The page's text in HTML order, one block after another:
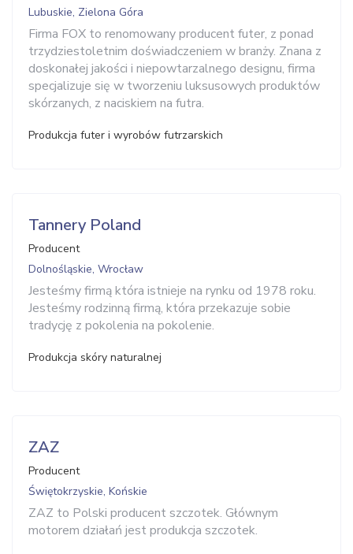
Lubuskie, Zielona Góra
Firma FOX to renomowany producent futer, z ponad
trzydziestoletnim doświadczeniem w branży. Znana z
doskonałej jakości i niepowtarzalnego designu, firma
specjalizuje się w tworzeniu luksusowych produktów
skórzanych, z naciskiem na futra.
Produkcja futer i wyrobów futrzarskich
Tannery Poland
Producent
Dolnośląskie, Wrocław
Jesteśmy firmą która istnieje na rynku od 1978 roku.
Jesteśmy rodzinną firmą, która przekazuje sobie
tradycję z pokolenia na pokolenie.
Produkcja skóry naturalnej
ZAZ
Producent
Świętokrzyskie, Końskie
ZAZ to Polski producent szczotek. Głównym
motorem działań jest produkcja szczotek.